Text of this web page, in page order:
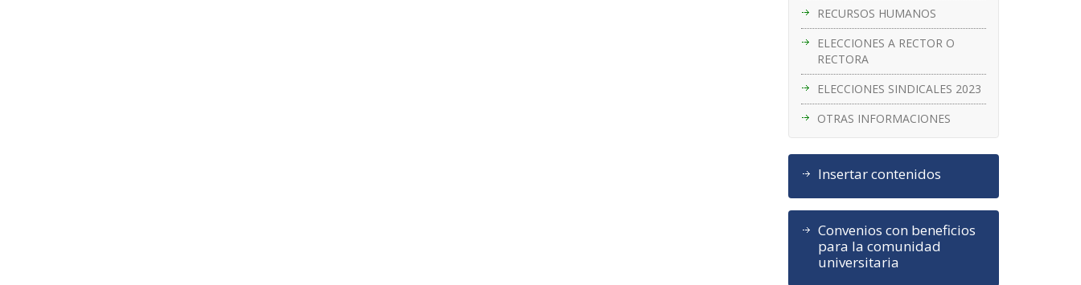
RECURSOS HUMANOS
ELECCIONES A RECTOR O
RECTORA
ELECCIONES SINDICALES 2023
OTRAS INFORMACIONES
Insertar contenidos
Convenios con beneficios
para la comunidad
universitaria